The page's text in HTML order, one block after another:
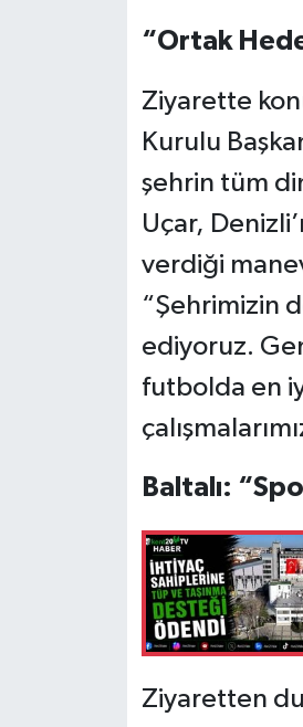
“Ortak
Ziyarette
Kurulu
şehrin tüm
Uçar,
verdiği
“Şehrimizin
ediyoruz.
futbolda en
Baltalı:
Ziyaretten